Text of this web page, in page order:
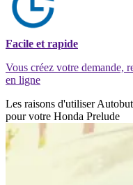
Facile et rapide
Vous créez votre demande,
en ligne
Les raisons d'utiliser
pour votre Honda Prelude